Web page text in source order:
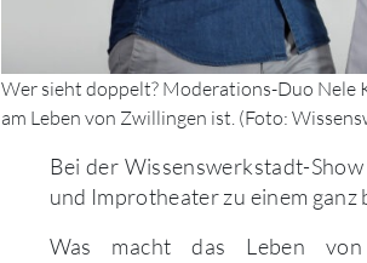
Wer sieht doppelt? Moderations-Duo Nele
am Leben von Zwillingen ist. (Foto:
Bei der Wissenswerkstadt-
und Improtheater zu einem
Was macht das Leben